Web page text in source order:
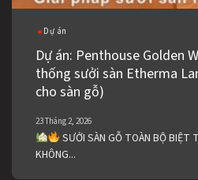
Dự án
Dự án: Penthouse Golden
thống sưởi sàn Etherma
cho sàn gỗ)
23 Tháng 2, 2026